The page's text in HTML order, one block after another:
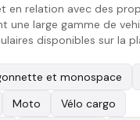
en relation avec des
une large gamme de
disponibles sur la
et monospace
Moto
Vélo cargo